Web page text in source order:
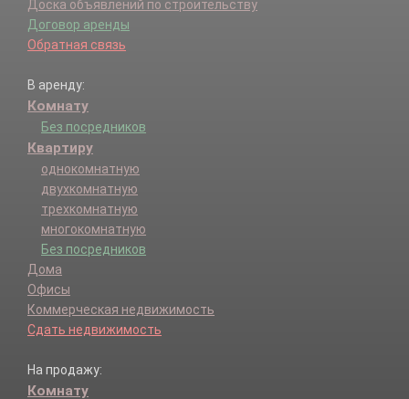
Доска объявлений по строительству
Договор аренды
Обратная связь
В аренду:
Комнату
Без посредников
Квартиру
однокомнатную
двухкомнатную
трехкомнатную
многокомнатную
Без посредников
Дома
Офисы
Коммерческая недвижимость
Сдать недвижимость
На продажу:
Комнату